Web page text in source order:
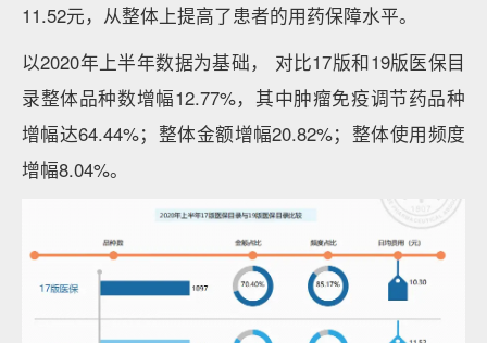
11.52元，从整体上提高了患者的用药保障水平。
以2020年上半年数据为基础， 对比17版和19版医保目
录整体品种数增幅12.77%，其中肿瘤免疫调节药品种
增幅达64.44%；整体金额增幅20.82%；整体使用频度
增幅8.04%。